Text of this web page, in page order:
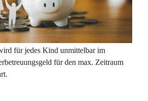
für jedes Kind unmittelbar im
für den max. Zeitraum